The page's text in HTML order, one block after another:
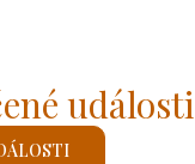
události